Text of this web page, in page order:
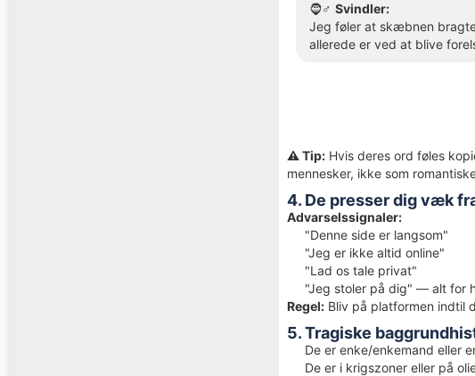
🧔♂️ Svindler:
Jeg føler at skæbnen
allerede er ved at blive
⚠️ Tip: Hvis deres ord føles
mennesker, ikke som
4. De presser dig væk
Advarselssignaler:
"Denne side er langsom"
"Jeg er ikke altid online"
"Lad os tale privat"
"Jeg stoler på dig" — alt for
Regel: Bliv på platformen indtil
5. Tragiske
De er enke/enkemand eller
De er i krigszoner eller på